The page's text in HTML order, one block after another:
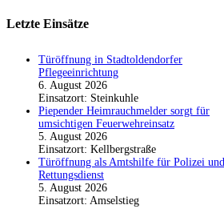
Letzte Einsätze
Türöffnung in Stadtoldendorfer
Pflegeeinrichtung
6. August 2026
Einsatzort: Steinkuhle
Piepender Heimrauchmelder sorgt für
umsichtigen Feuerwehreinsatz
5. August 2026
Einsatzort: Kellbergstraße
Türöffnung als Amtshilfe für Polizei und
Rettungsdienst
5. August 2026
Einsatzort: Amselstieg